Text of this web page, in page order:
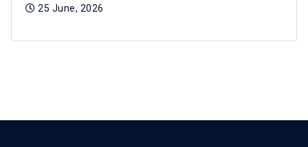
25 June, 2026